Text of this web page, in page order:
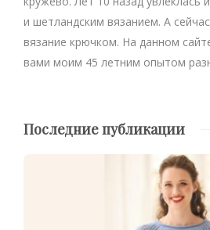
и шетландским вязанием. А
вязание крючком. На данном
вами моим 45 летним опытом
Последние публикации